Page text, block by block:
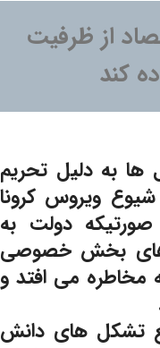
از ظرفیت
کند
به دلیل تحریم
ویروس کرونا
دولت به
های بخش خصوصی
مخاطره می افتد و
تشکل های دانش